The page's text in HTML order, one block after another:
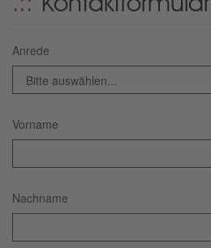
Anrede
Vorname
Nachname